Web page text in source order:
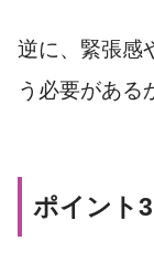
逆に、緊張感
う必要がある
ポイント